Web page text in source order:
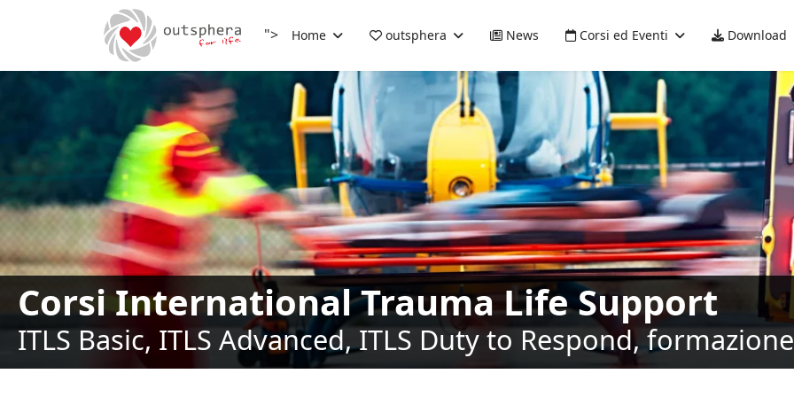
"> Home outsphera News Corsi ed Eventi Download
Corsi International Trauma Life Support
ITLS Basic, ITLS Advanced, ITLS Duty to Respond,